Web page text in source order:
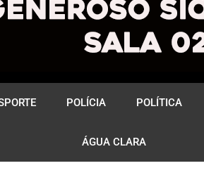
POLÍCIA POLÍTICA
ÁGUA CLARA